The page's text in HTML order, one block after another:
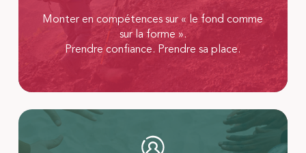
Monter en compétences sur « le fond comme
sur la forme ».
Prendre confiance. Prendre sa place.